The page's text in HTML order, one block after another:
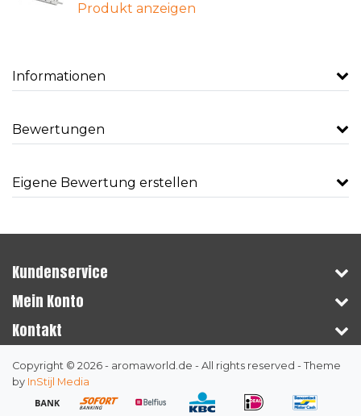
Produkt anzeigen
Informationen
Bewertungen
Eigene Bewertung erstellen
Kundenservice
Mein Konto
Kontakt
Copyright © 2026 - aromaworld.de - All rights reserved - Theme
by InStijl Media